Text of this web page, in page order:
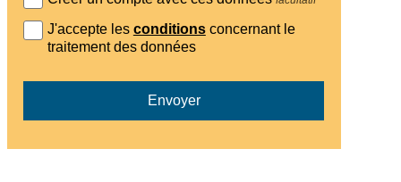
J'accepte les conditionsconcernant le
traitement des données
Envoyer